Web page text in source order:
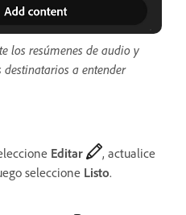
los resúmenes de audio y
a entender
Editar
, actualice
seleccione Listo.